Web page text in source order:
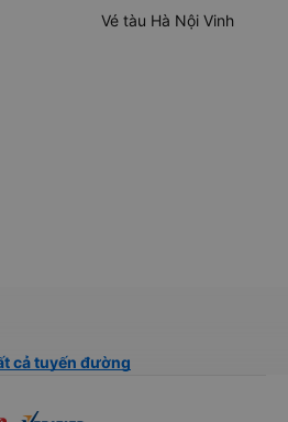
Vé tàu Hà Nội Vinh
cả tuyến đường